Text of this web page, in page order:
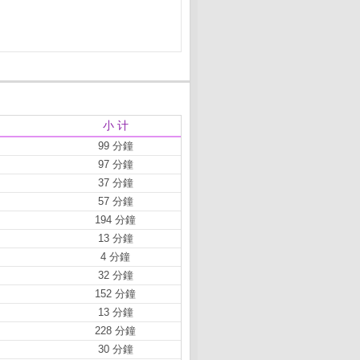
小 计
99 分鐘
97 分鐘
37 分鐘
57 分鐘
194 分鐘
13 分鐘
4 分鐘
32 分鐘
152 分鐘
13 分鐘
228 分鐘
30 分鐘